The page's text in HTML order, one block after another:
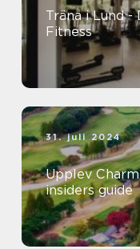
Träna i Lund -
Fitness
31. juli 2024
Upplev
insiders guide